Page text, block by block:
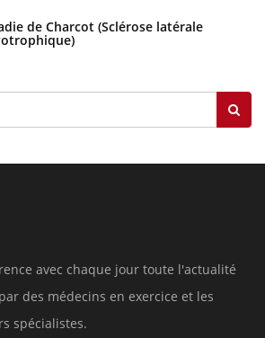
de Charcot (Sclérose latérale
avec chaque jour toute l'actualité
des médecins en exercice et les
spécialistes.